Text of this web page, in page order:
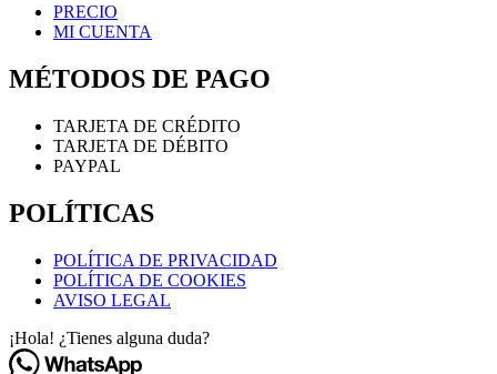
PRECIO
MI CUENTA
MÉTODOS DE PAGO
TARJETA DE CRÉDITO
TARJETA DE DÉBITO
PAYPAL
POLÍTICAS
POLÍTICA DE PRIVACIDAD
POLÍTICA DE COOKIES
AVISO LEGAL
¡Hola! ¿Tienes alguna duda?